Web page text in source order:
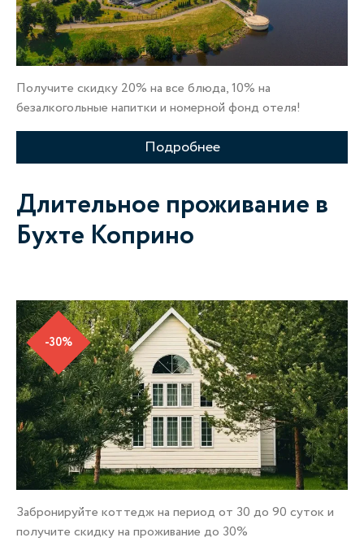
Получите скидку 20% на все блюда, 10% на
безалкогольные напитки и номерной фонд отеля!
Подробнее
-30%
Длительное проживание в
Бухте Коприно
Забронируйте коттедж на период от 30 до 90 суток и
получите скидку на проживание до 30%